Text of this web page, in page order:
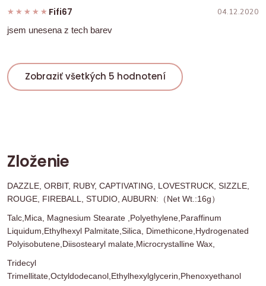
★★★★★
★★★★★ Fifi67 04.12.2020
jsem unesena z tech barev
Zobraziť všetkých 5 hodnotení
Zloženie
DAZZLE, ORBIT, RUBY, CAPTIVATING, LOVESTRUCK, SIZZLE,
ROUGE, FIREBALL, STUDIO, AUBURN:（Net Wt.:16g）
Talc,Mica, Magnesium Stearate ,Polyethylene,Paraffinum
Liquidum,Ethylhexyl Palmitate,Silica, Dimethicone,Hydrogenated
Polyisobutene,Diisostearyl malate,Microcrystalline Wax,
Tridecyl
Trimellitate,Octyldodecanol,Ethylhexylglycerin,Phenoxyethanol